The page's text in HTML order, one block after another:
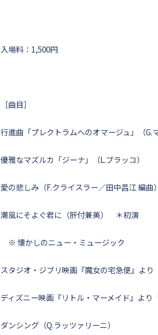
入場料：1,500円
［曲目］
行進曲「プレクトラムへのオマージュ」（G.
優雅なマズルカ「ジーナ」（L.ブラッコ）
愛の悲しみ（F.クライスラー／田中昌江 編曲）
潮風にそよぐ君に（肝付兼美） ＊初演
※ 懐かしのニュー・ミュージック
スタジオ・ジブリ映画『魔女の宅急便』より
ディズニー映画『リトル・マーメイド』より
ダンシング（Q.ラッツァリーニ）